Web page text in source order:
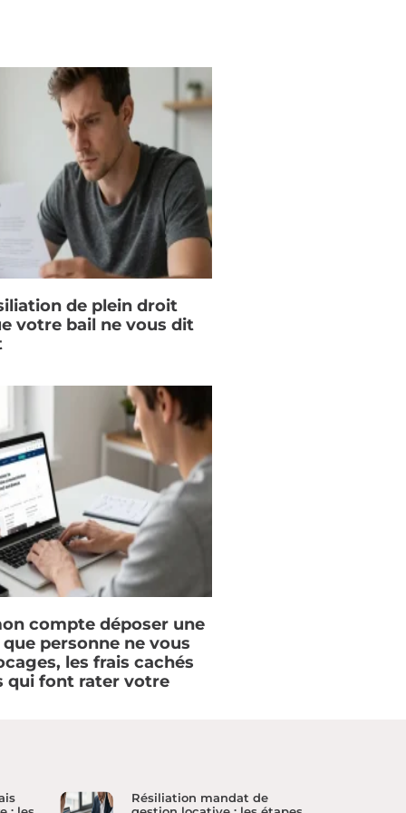
de plein droit
votre bail ne vous dit
compte déposer une
personne ne vous
les frais cachés
qui font rater votre
Résiliation mandat de